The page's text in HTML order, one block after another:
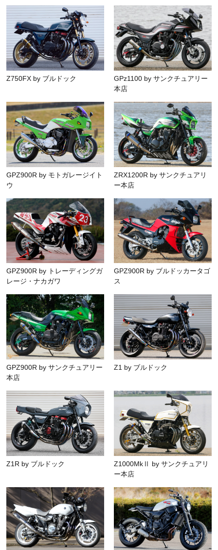
Z750FX by ブルドック
GPz1100 by サンクチュアリー
本店
GPZ900R by モトガレージイト
ウ
ZRX1200R by サンクチュアリ
ー本店
GPZ900R by トレーディングガ
レージ・ナカガワ
GPZ900R by ブルドッカータゴ
ス
GPZ900R by サンクチュアリー
本店
Z1 by ブルドック
Z1R by ブルドック
Z1000MkⅡ by サンクチュアリ
ー本店